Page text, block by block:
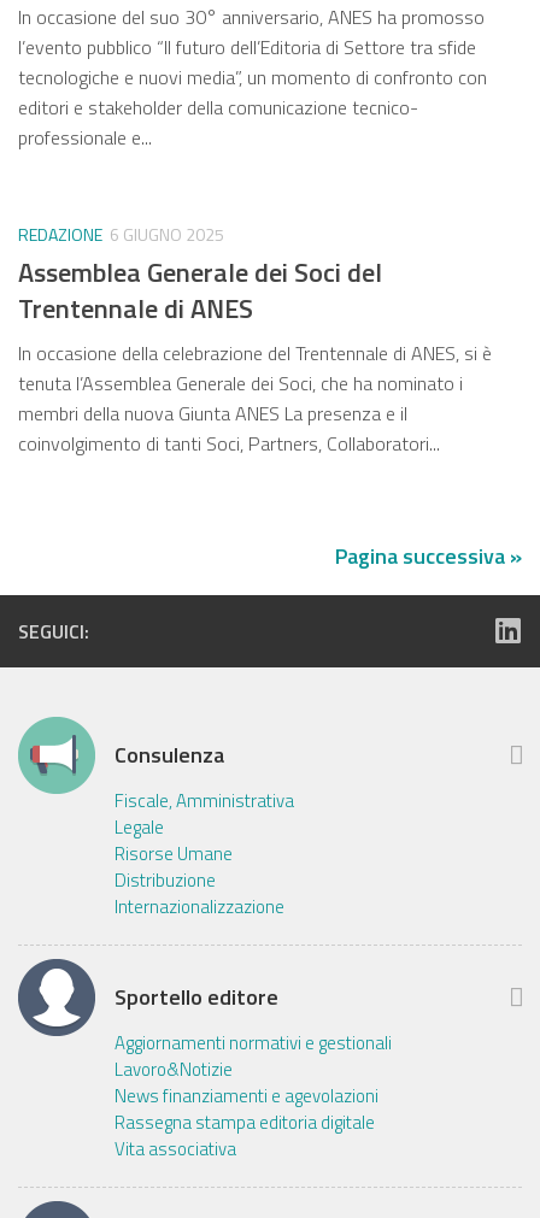
In occasione del suo 30° anniversario, ANES ha promosso
l’evento pubblico “Il futuro dell’Editoria di Settore tra sfide
tecnologiche e nuovi media”, un momento di confronto con
editori e stakeholder della comunicazione tecnico-
professionale e...
REDAZIONE 6 GIUGNO 2025
Assemblea Generale dei Soci del
Trentennale di ANES
In occasione della celebrazione del Trentennale di ANES, si è
tenuta l’Assemblea Generale dei Soci, che ha nominato i
membri della nuova Giunta ANES La presenza e il
coinvolgimento di tanti Soci, Partners, Collaboratori...
Pagina successiva »
SEGUICI:
Consulenza
Fiscale, Amministrativa
Legale
Risorse Umane
Distribuzione
Internazionalizzazione
Sportello editore
Aggiornamenti normativi e gestionali
Lavoro&Notizie
News finanziamenti e agevolazioni
Rassegna stampa editoria digitale
Vita associativa